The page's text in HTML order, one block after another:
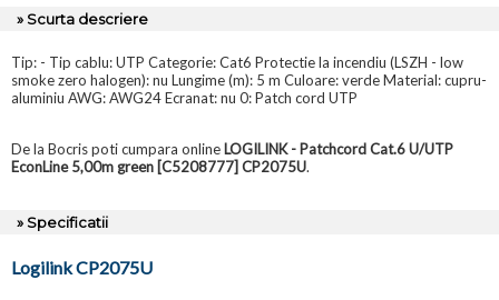
» Scurta descriere
Tip: - Tip cablu: UTP Categorie: Cat6 Protectie la incendiu (LSZH - low
smoke zero halogen): nu Lungime (m): 5 m Culoare: verde Material: cupru-
aluminiu AWG: AWG24 Ecranat: nu 0: Patch cord UTP
De la Bocris poti cumpara online LOGILINK - Patchcord Cat.6 U/UTP
EconLine 5,00m green [C5208777] CP2075U.
» Specificatii
Logilink CP2075U